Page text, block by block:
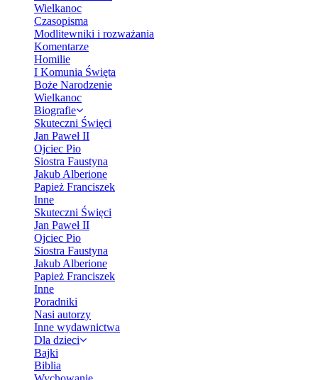
Wielkanoc
Czasopisma
Modlitewniki i rozważania
Komentarze
Homilie
I Komunia Święta
Boże Narodzenie
Wielkanoc
Biografie
Skuteczni Święci
Jan Paweł II
Ojciec Pio
Siostra Faustyna
Jakub Alberione
Papież Franciszek
Inne
Skuteczni Święci
Jan Paweł II
Ojciec Pio
Siostra Faustyna
Jakub Alberione
Papież Franciszek
Inne
Poradniki
Nasi autorzy
Inne wydawnictwa
Dla dzieci
Bajki
Biblia